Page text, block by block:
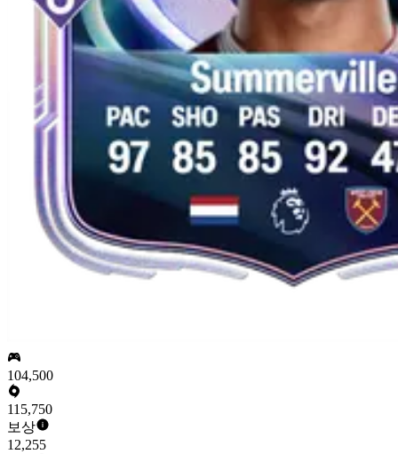
104,500
115,750
보상
12,255